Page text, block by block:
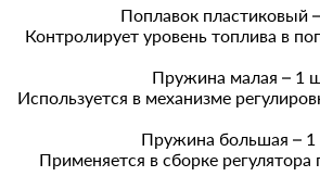
Поплавок пластиковый
Контролирует уровень топлива в
Пружина малая – 1
Используется в механизме
Пружина большая – 1
Применяется в сборке регулятора